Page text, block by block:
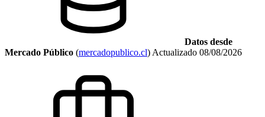
Datos desde
Mercado Público (mercadopublico.cl) Actualizado 08/08/2026